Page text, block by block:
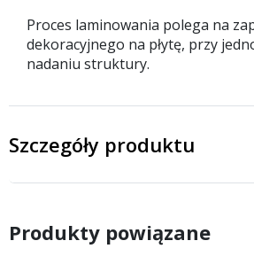
Proces laminowania polega na
dekoracyjnego na płytę, przy
nadaniu struktury.
Szczegóły produktu
Produkty powiązane